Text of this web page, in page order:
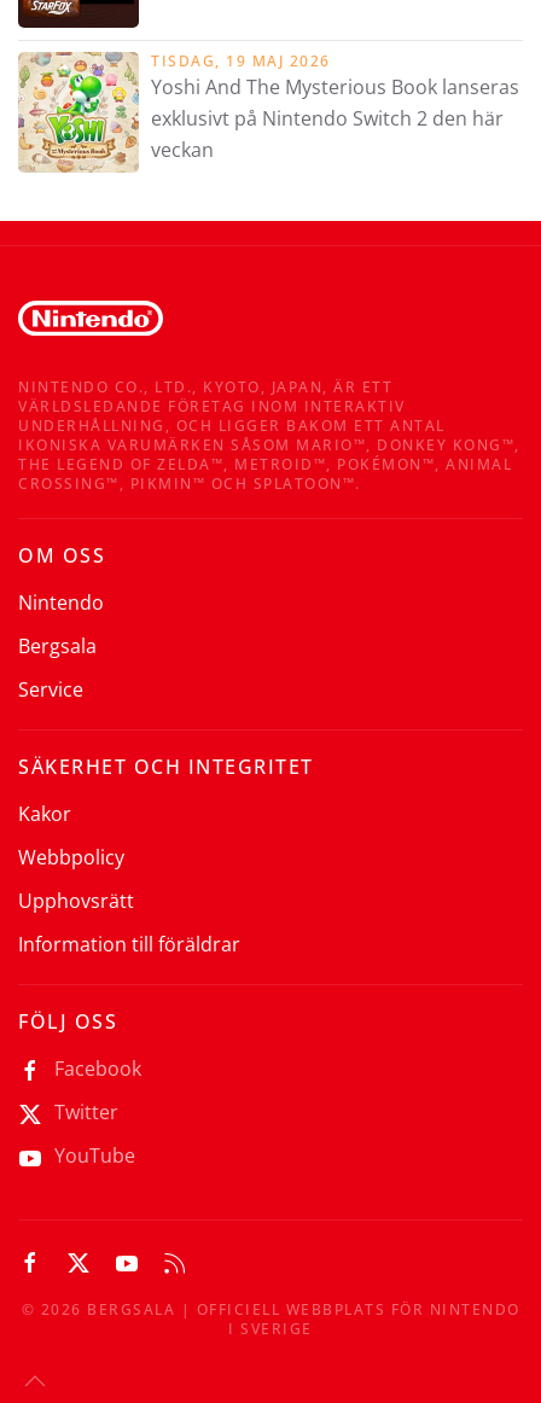
TISDAG, 19 MAJ 2026
Yoshi And The Mysterious Book lanseras
exklusivt på Nintendo Switch 2 den här
veckan
NINTENDO CO., LTD., KYOTO, JAPAN, ÄR ETT
VÄRLDSLEDANDE FÖRETAG INOM INTERAKTIV
UNDERHÅLLNING, OCH LIGGER BAKOM ETT ANTAL
IKONISKA VARUMÄRKEN SÅSOM MARIO™, DONKEY KONG™,
THE LEGEND OF ZELDA™, METROID™, POKÉMON™, ANIMAL
CROSSING™, PIKMIN™ OCH SPLATOON™.
OM OSS
Nintendo
Bergsala
Service
SÄKERHET OCH INTEGRITET
Kakor
Webbpolicy
Upphovsrätt
Information till föräldrar
FÖLJ OSS
Facebook
Twitter
YouTube
© 2026 BERGSALA | OFFICIELL WEBBPLATS FÖR NINTENDO
I SVERIGE